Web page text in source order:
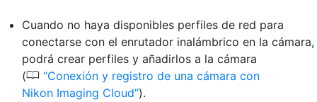
Cuando no haya disponibles perfiles de red para
conectarse con el enrutador inalámbrico en la cámara,
podrá crear perfiles y añadirlos a la cámara
(0 Conexión y registro de una cámara con
Nikon Imaging Cloud ).